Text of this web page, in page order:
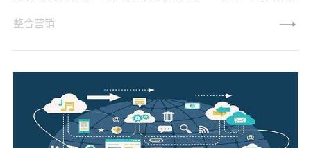
优化工作，却莫名其妙被搜索引擎降权，内心当然就是百般滋
味在心头。那么，日常SEO优化工作如何防止网站被降权?
网站的权重，获得搜索引擎靠前的排名，内容输出必须稳打稳
整合营销